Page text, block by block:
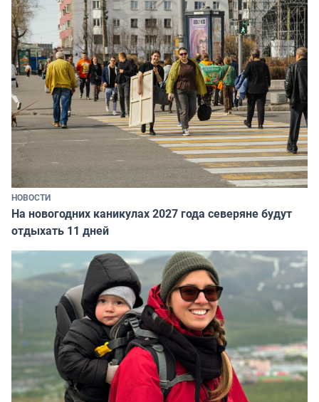
НОВОСТИ
На новогодних каникулах 2027 года северяне будут
отдыхать 11 дней